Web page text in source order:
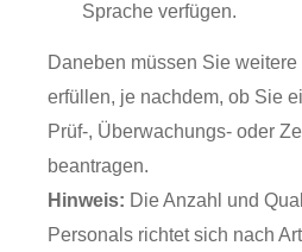
Sprache verfügen.
Daneben müssen Sie
erfüllen, je nachdem, ob Sie
Prüf-, Überwachungs- oder
beantragen.
Hinweis: Die Anzahl und
Personals richtet sich nach